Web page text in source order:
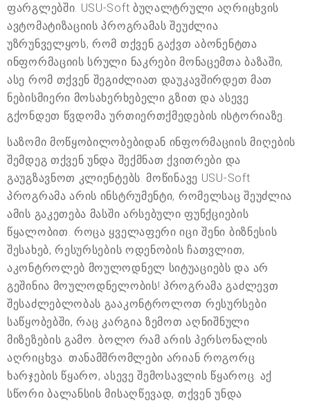
ფარგლებში. USU-Soft ბუღალტრული აღრიცხვის
ავტომატიზაციის პროგრამას შეუძლია
უზრუნველყოს, რომ თქვენ გაქვთ აბონენტთა
ინფორმაციის სრული ნაკრები მონაცემთა ბაზაში,
ასე რომ თქვენ შეგიძლიათ დაუკავშირდეთ მათ
ნებისმიერი მოსახერხებელი გზით და ასევე
გქონდეთ წვდომა ურთიერთქმედების ისტორიაზე.
საზომი მოწყობილობებიდან ინფორმაციის მიღების
შემდეგ თქვენ უნდა შექმნათ ქვითრები და
გაუგზავნოთ კლიენტებს. მოწინავე USU-Soft
პროგრამა არის ინსტრუმენტი, რომელსაც შეუძლია
ამის გაკეთება მასში არსებული ფუნქციების
წყალობით. როცა ყველაფერი იცი შენი ბიზნესის
შესახებ, რესურსების ოდენობის ჩათვლით,
აკონტროლებ მოულოდნელ სიტუაციებს და არ
გეშინია მოულოდნელობის! პროგრამა გაძლევთ
შესაძლებლობას გააკონტროლოთ რესურსები
საწყობებში, რაც კარგია ზემოთ აღნიშნული
მიზეზების გამო. ბოლო რამ არის პერსონალის
აღრიცხვა. თანამშრომლები არიან როგორც
ხარჯების წყარო, ასევე შემოსავლის წყაროც. აქ
სწორი ბალანსის მისაღწევად, თქვენ უნდა